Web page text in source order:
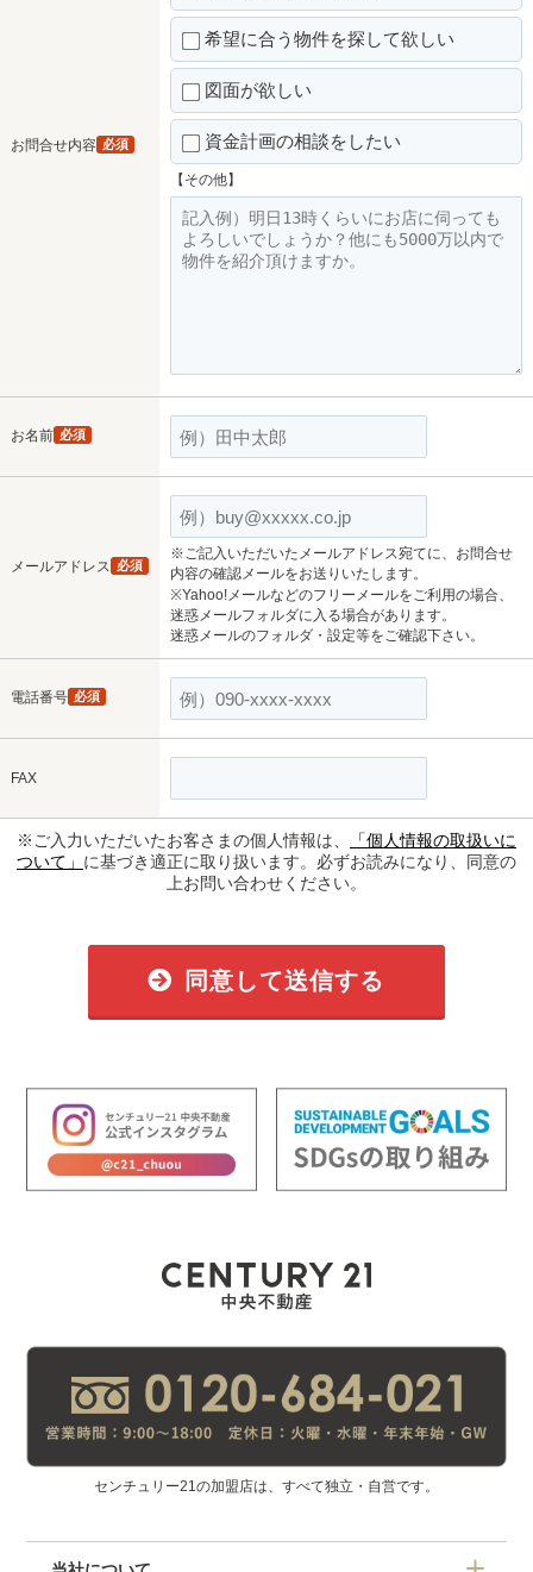
お問合せ内容 必須
希望に合う物件を探して欲しい
図面が欲しい
資金計画の相談をしたい
【その他】
お名前 必須
メールアドレス 必須
※ご記入いただいたメールアドレス宛てに、お問合せ
内容の確認メールをお送りいたします。
※Yahoo!メールなどのフリーメールをご利用の場合、
迷惑メールフォルダに入る場合があります。
迷惑メールのフォルダ・設定等をご確認下さい。
電話番号 必須
FAX
※ご入力いただいたお客さまの個人情報は、
「個人情報の取扱いに
ついて」 に基づき適正に取り扱います。必ずお読みになり、同意の
上お問い合わせください。
同意して送信する
センチュリー21の加盟店は、すべて独立・自営です。